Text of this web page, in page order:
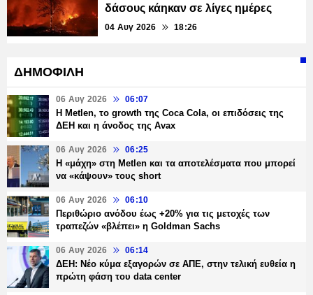
δάσους κάηκαν σε λίγες ημέρες
04 Αυγ 2026 18:26
ΔΗΜΟΦΙΛΗ
06 Αυγ 2026 06:07
H Metlen, το growth της Coca Cola, οι επιδόσεις της
ΔΕΗ και η άνοδος της Avax
06 Αυγ 2026 06:25
H «μάχη» στη Metlen και τα αποτελέσματα που μπορεί
να «κάψουν» τους short
06 Αυγ 2026 06:10
Περιθώριο ανόδου έως +20% για τις μετοχές των
τραπεζών «βλέπει» η Goldman Sachs
06 Αυγ 2026 06:14
ΔΕΗ: Νέο κύμα εξαγορών σε ΑΠΕ, στην τελική ευθεία η
πρώτη φάση του data center